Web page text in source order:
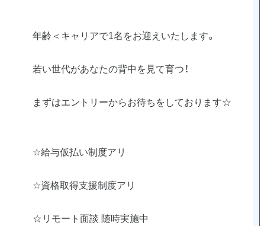
年齢＜キャリアで1名をお迎えいたします。
若い世代があなたの背中を見て育つ！
まずはエントリーからお待ちをしております☆
☆給与仮払い制度アリ
☆資格取得支援制度アリ
☆リモート面談 随時実施中